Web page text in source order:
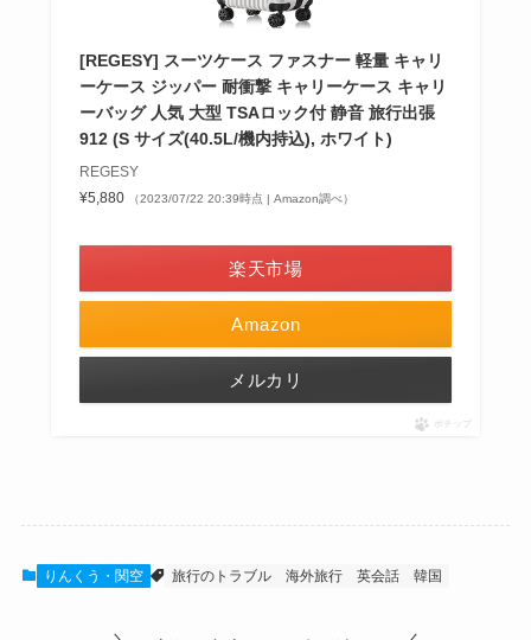
[REGESY] スーツケース ファスナー 軽量 キャリ
ーケース ジッパー 耐衝撃 キャリーケース キャリ
ーバッグ 人気 大型 TSAロック付 静音 旅行出張
912 (S サイズ(40.5L/機内持込), ホワイト)
REGESY
¥5,880
（2023/07/22 20:39時点 | Amazon調べ）
Amazon
楽天市場
メルカリ
ポチップ
りんくう・関空 旅行のトラブル 海外旅行 英会話 韓国